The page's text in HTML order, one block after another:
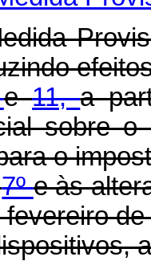
e11,a
sobre
o
7ºe às